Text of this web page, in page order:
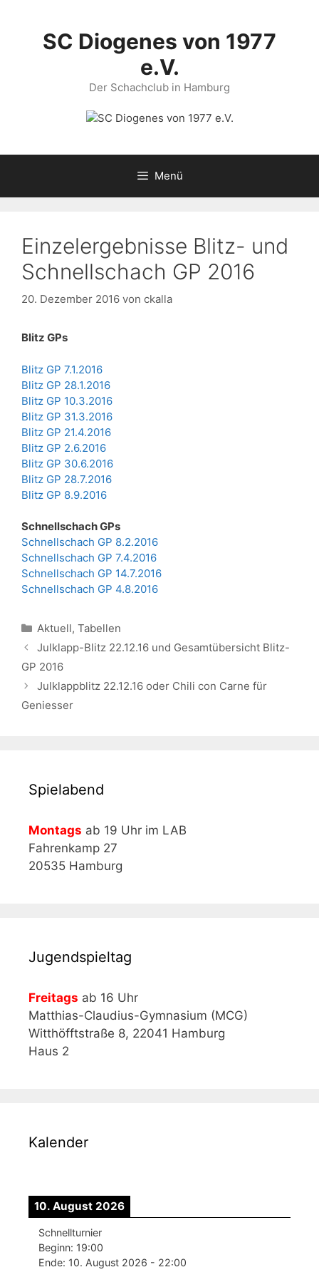
springenSC Diogenes von 1977
e.V.
Der Schachclub in Hamburg
Menü
Einzelergebnisse Blitz- und
Schnellschach GP 2016
20. Dezember 2016 von ckalla
Blitz GPs
Blitz GP 7.1.2016
Blitz GP 28.1.2016
Blitz GP 10.3.2016
Blitz GP 31.3.2016
Blitz GP 21.4.2016
Blitz GP 2.6.2016
Blitz GP 30.6.2016
Blitz GP 28.7.2016
Blitz GP 8.9.2016
Schnellschach GPs
Schnellschach GP 8.2.2016
Schnellschach GP 7.4.2016
Schnellschach GP 14.7.2016
Schnellschach GP 4.8.2016
Kategorien
Aktuell, Tabellen
Julklapp-Blitz 22.12.16 und Gesamtübersicht Blitz-
GP 2016
Julklappblitz 22.12.16 oder Chili con Carne für
Geniesser
Spielabend
Montags ab 19 Uhr im LAB
Fahrenkamp 27
20535 Hamburg
Jugendspieltag
Freitags ab 16 Uhr
Matthias-Claudius-Gymnasium (MCG)
Witthöfftstraße 8, 22041 Hamburg
Haus 2
Kalender
10. August 2026
Schnellturnier
Beginn: 19:00
Ende: 10. August 2026 - 22:00